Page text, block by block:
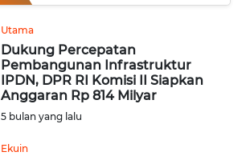
Utama
Dukung Percepatan
Pembangunan Infrastruktur
IPDN, DPR RI Komisi II Siapkan
Anggaran Rp 814 Milyar
5 bulan yang lalu
Ekuin